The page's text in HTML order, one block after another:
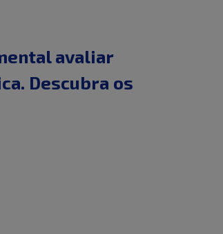
avaliar
Descubra os